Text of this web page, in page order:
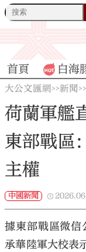
首頁 白海
大公文匯網>>新聞>>
荷蘭軍艦
東部戰區
主權
中國新聞
據東部戰區微信
承華陸軍大校表